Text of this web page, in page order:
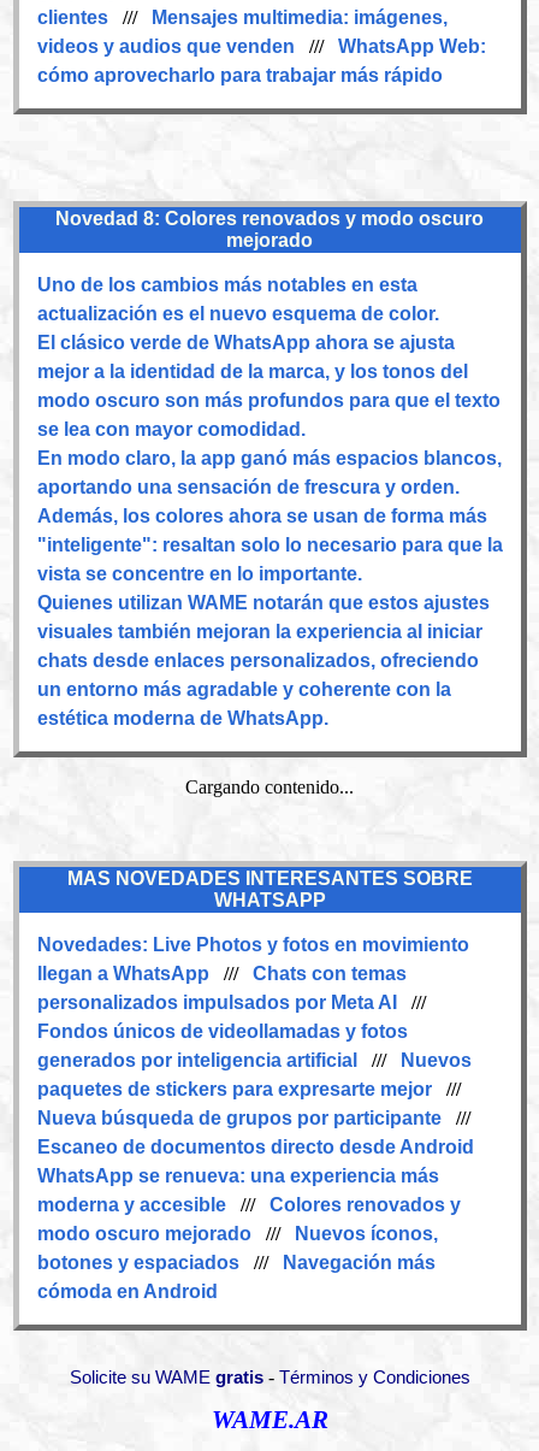
clientes///
Mensajes multimedia: imágenes,
videos y audios que venden /// WhatsApp Web:
cómo aprovecharlo para trabajar más rápido
Novedad 8: Colores renovados y modo oscuro
mejorado
Uno de los cambios más notables en esta
actualización es el nuevo esquema de color.
El clásico verde de WhatsApp ahora se ajusta
mejor a la identidad de la marca, y los tonos del
modo oscuro son más profundos para que el texto
se lea con mayor comodidad.
En modo claro, la app ganó más espacios blancos,
aportando una sensación de frescura y orden.
Además, los colores ahora se usan de forma más
"inteligente": resaltan solo lo necesario para que la
vista se concentre en lo importante.
Quienes utilizan WAME notarán que estos ajustes
visuales también mejoran la experiencia al iniciar
chats desde enlaces personalizados, ofreciendo
un entorno más agradable y coherente con la
estética moderna de WhatsApp.
Cargando contenido...
MAS NOVEDADES INTERESANTES SOBRE
WHATSAPP
Novedades: Live Photos y fotos en movimiento
llegan a WhatsApp /// Chats con temas
personalizados impulsados por Meta AI
///
Fondos únicos de videollamadas y fotos
generados por inteligencia artificial
///
Nuevos
paquetes de stickers para expresarte mejor///
Nueva búsqueda de grupos por participante///
Escaneo de documentos directo desde Android
WhatsApp se renueva: una experiencia más
moderna y accesible/// Colores renovados y
modo oscuro mejorado///
Nuevos íconos,
botones y espaciados///
Navegación más
cómoda en Android
Solicite su WAME gratis- Términos y Condiciones
WAME.AR